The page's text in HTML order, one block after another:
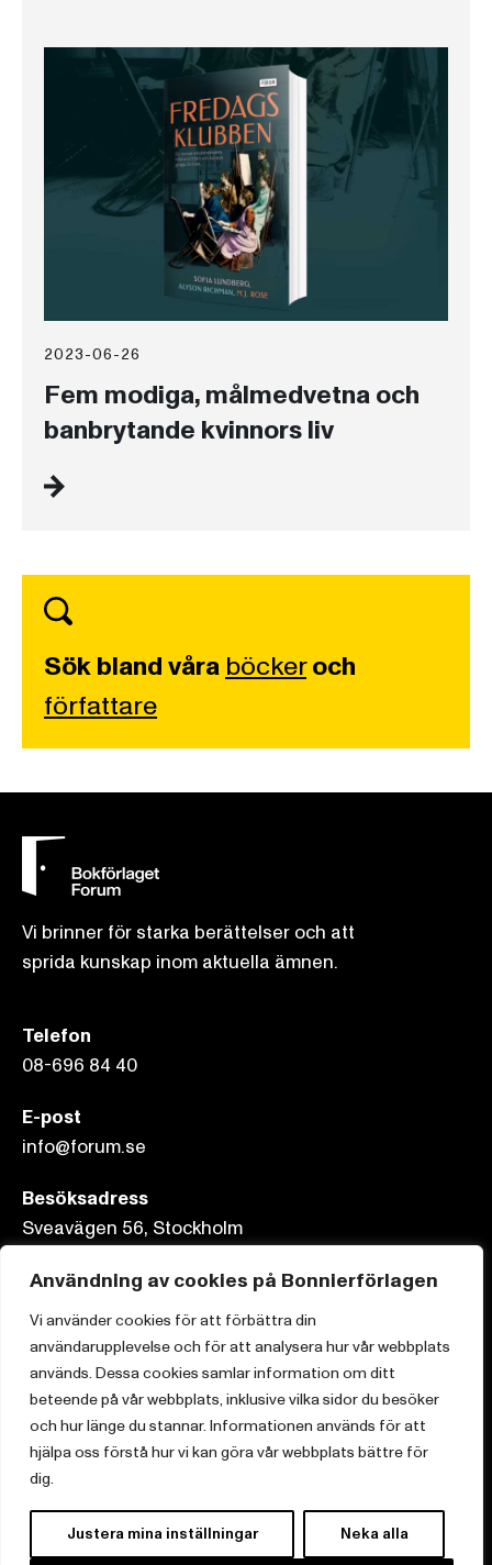
Användning av cookies på Bonnierförlagen
Vi använder cookies för att förbättra din
användarupplevelse och för att analysera hur vår webbplats
används. Dessa cookies samlar information om ditt
beteende på vår webbplats, inklusive vilka sidor du besöker
och hur länge du stannar. Informationen används för att
hjälpa oss förstå hur vi kan göra vår webbplats bättre för
dig.
Justera mina inställningar Neka alla
2023-06-26
Fem modiga, målmedvetna och
banbrytande kvinnors liv
Sök bland våra böckeroch
författare
Vi brinner för starka berättelser och att
sprida kunskap inom aktuella ämnen.
Telefon
08-696 84 40
E-post
info@forum.se
Besöksadress
Sveavägen 56, Stockholm
Postadress
Box 3159, 103 63 Stockholm
Om Bonnierförlagen
Cookies
Integritetspolicy